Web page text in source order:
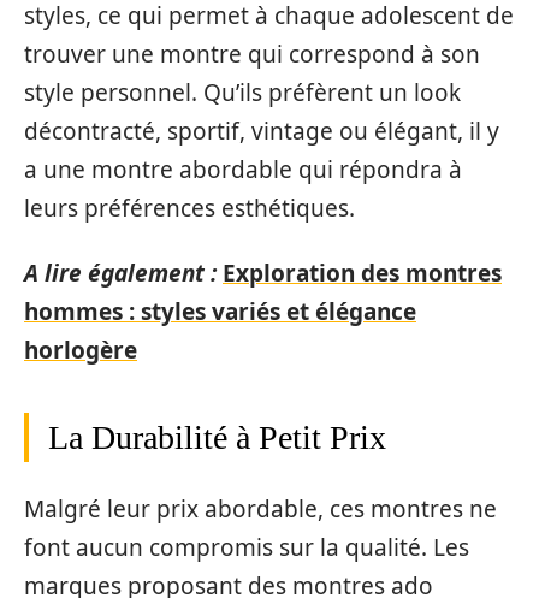
styles, ce qui permet à chaque adolescent de
trouver une montre qui correspond à son
style personnel. Qu’ils préfèrent un look
décontracté, sportif, vintage ou élégant, il y
a une montre abordable qui répondra à
leurs préférences esthétiques.
A lire également : Exploration des montres
hommes : styles variés et élégance
horlogère
La Durabilité à Petit Prix
Malgré leur prix abordable, ces montres ne
font aucun compromis sur la qualité. Les
marques proposant des montres ado